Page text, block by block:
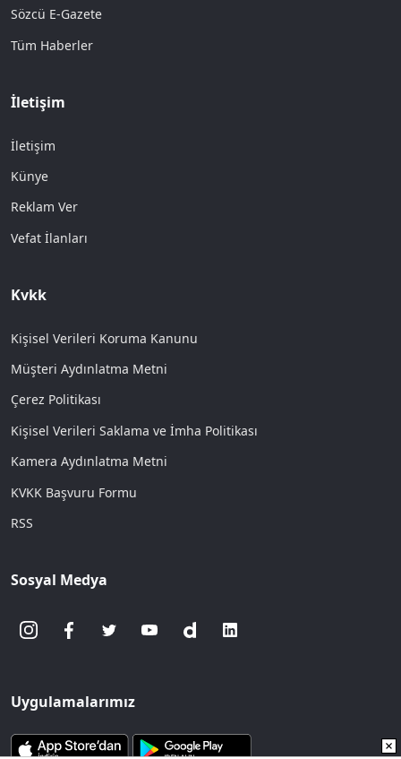
Sözcü E-Gazete
Tüm Haberler
İletişim
İletişim
Künye
Reklam Ver
Vefat İlanları
Kvkk
Kişisel Verileri Koruma Kanunu
Müşteri Aydınlatma Metni
Çerez Politikası
Kişisel Verileri Saklama ve İmha Politikası
Kamera Aydınlatma Metni
KVKK Başvuru Formu
RSS
Sosyal Medya
Uygulamalarımız